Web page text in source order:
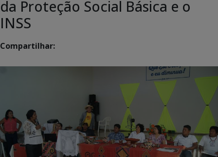
da Proteção Social Básica e o
INSS
Compartilhar: